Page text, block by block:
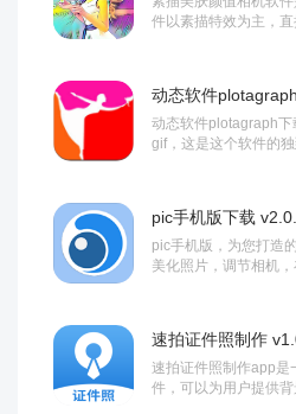
件以素描特效为主，
动态软件
动态软件plotagraph
gif，这是这个软件的
pic手机版下载
pic手机版，为您打造
美化照片，调节相机
速拍证件照制作
速拍证件照制作app是
件，可以为用户提供